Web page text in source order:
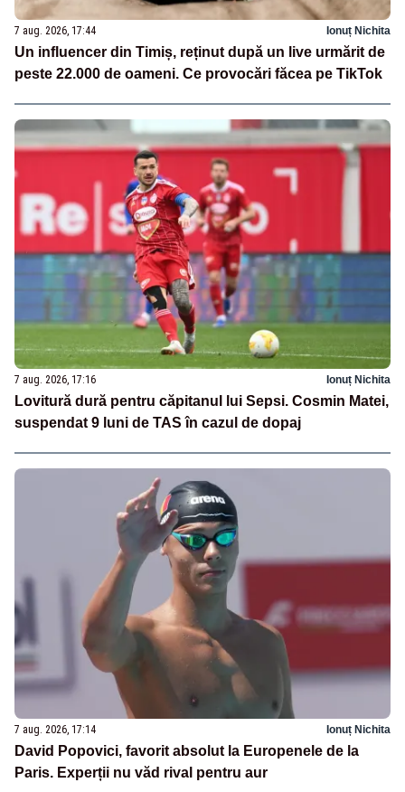
7 aug. 2026, 17:44 Ionuț Nichita
Un influencer din Timiș, reținut după un live urmărit de
peste 22.000 de oameni. Ce provocări făcea pe TikTok
7 aug. 2026, 17:16 Ionuț Nichita
Lovitură dură pentru căpitanul lui Sepsi. Cosmin Matei,
suspendat 9 luni de TAS în cazul de dopaj
7 aug. 2026, 17:14 Ionuț Nichita
David Popovici, favorit absolut la Europenele de la
Paris. Experții nu văd rival pentru aur